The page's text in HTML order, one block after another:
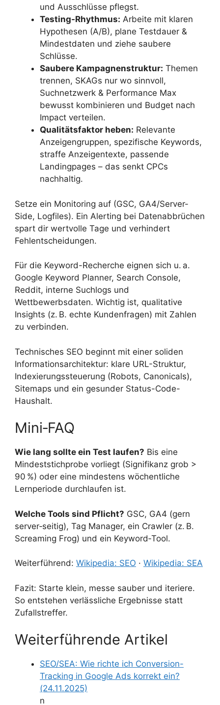
und Ausschlüsse pflegst.
Testing-Rhythmus: Arbeite mit klaren
Hypothesen (A/B), plane Testdauer &
Mindestdaten und ziehe saubere
Schlüsse.
Saubere Kampagnenstruktur: Themen
trennen, SKAGs nur wo sinnvoll,
Suchnetzwerk & Performance Max
bewusst kombinieren und Budget nach
Impact verteilen.
Qualitätsfaktor heben: Relevante
Anzeigengruppen, spezifische Keywords,
straffe Anzeigentexte, passende
Landingpages – das senkt CPCs
nachhaltig.
Setze ein Monitoring auf (GSC, GA4/Server-
Side, Logfiles). Ein Alerting bei Datenabbrüchen
spart dir wertvolle Tage und verhindert
Fehlentscheidungen.
Für die Keyword-Recherche eignen sich u. a.
Google Keyword Planner, Search Console,
Reddit, interne Suchlogs und
Wettbewerbsdaten. Wichtig ist, qualitative
Insights (z. B. echte Kundenfragen) mit Zahlen
zu verbinden.
Technisches SEO beginnt mit einer soliden
Informationsarchitektur: klare URL-Struktur,
Indexierungssteuerung (Robots, Canonicals),
Sitemaps und ein gesunder Status-Code-
Haushalt.
Mini‑FAQ
Wie lang sollte ein Test laufen? Bis eine
Mindeststichprobe vorliegt (Signifikanz grob >
90 %) oder eine mindestens wöchentliche
Lernperiode durchlaufen ist.
Welche Tools sind Pflicht? GSC, GA4 (gern
server‑seitig), Tag Manager, ein Crawler (z. B.
Screaming Frog) und ein Keyword‑Tool.
Weiterführend: Wikipedia: SEO · Wikipedia: SEA
Fazit: Starte klein, messe sauber und iteriere.
So entstehen verlässliche Ergebnisse statt
Zufallstreffer.
Weiterführende Artikel
SEO/SEA: Wie richte ich Conversion-
Tracking in Google Ads korrekt ein?
(24.11.2025)
n